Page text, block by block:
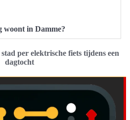
woont in Damme?
per elektrische fiets tijdens een
dagtocht